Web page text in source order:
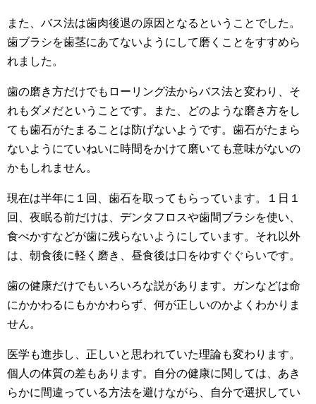
また、バス法は歯肉後退の原因となるということでした。
歯ブラシを歯茎にあてないようにして磨くことをすすめら
れました。
歯の磨き方だけでもローリング法からバス法と変わり、そ
れもダメだということです。また、どのような磨き方をし
ても歯石がたまることは防げないようです。歯石がたまら
ないようにていねいに時間をかけて磨いても意味がないの
かもしれません。
現在は半年に１回、歯石を取ってもらっています。１日１
回、夜眠る前だけは、デンタフロスや歯間ブラシを使い、
食べかすなどが歯に残らないようにしています。それ以外
は、朝食後に軽く磨き、昼食後は口をゆすぐぐらいです。
歯の健康だけでもいろいろな説があります。ガンなどは命
にかかわるにもかかわらず、何が正しいのかよくわかりま
せん。
医学も進歩し、正しいと思われていた理論も変わります。
個人の体質の差もあります。自分の健康に関しては、あき
らかに間違っている方法を避けながら、自分で選択してい